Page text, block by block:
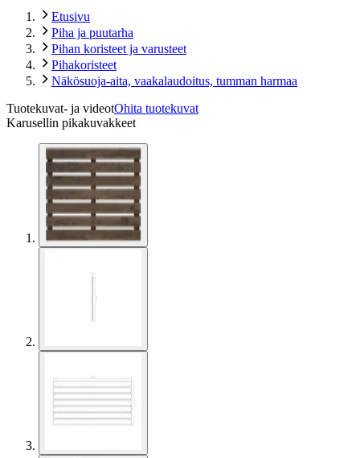
Etusivu
Piha ja puutarha
Pihan koristeet ja varusteet
Pihakoristeet
Näkösuoja-aita, vaakalaudoitus, tumman harmaa
Tuotekuvat- ja videotOhita tuotekuvat
Karusellin pikakuvakkeet